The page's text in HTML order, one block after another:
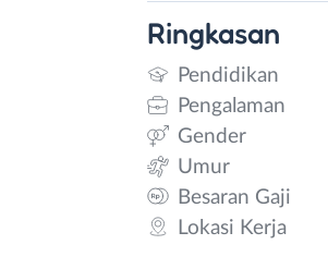
Ringkasan
Pendidikan
Pengalaman
Gender
Umur
Besaran Gaji
Lokasi Kerja